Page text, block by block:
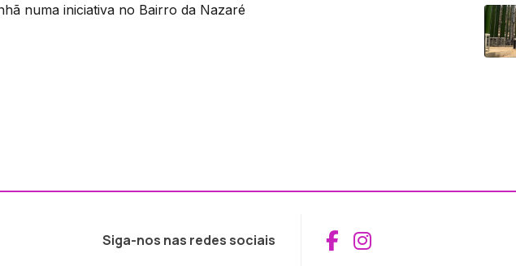
numa iniciativa no Bairro da Nazaré
Siga-nos nas redes sociais Aceder ao
Aceder ao